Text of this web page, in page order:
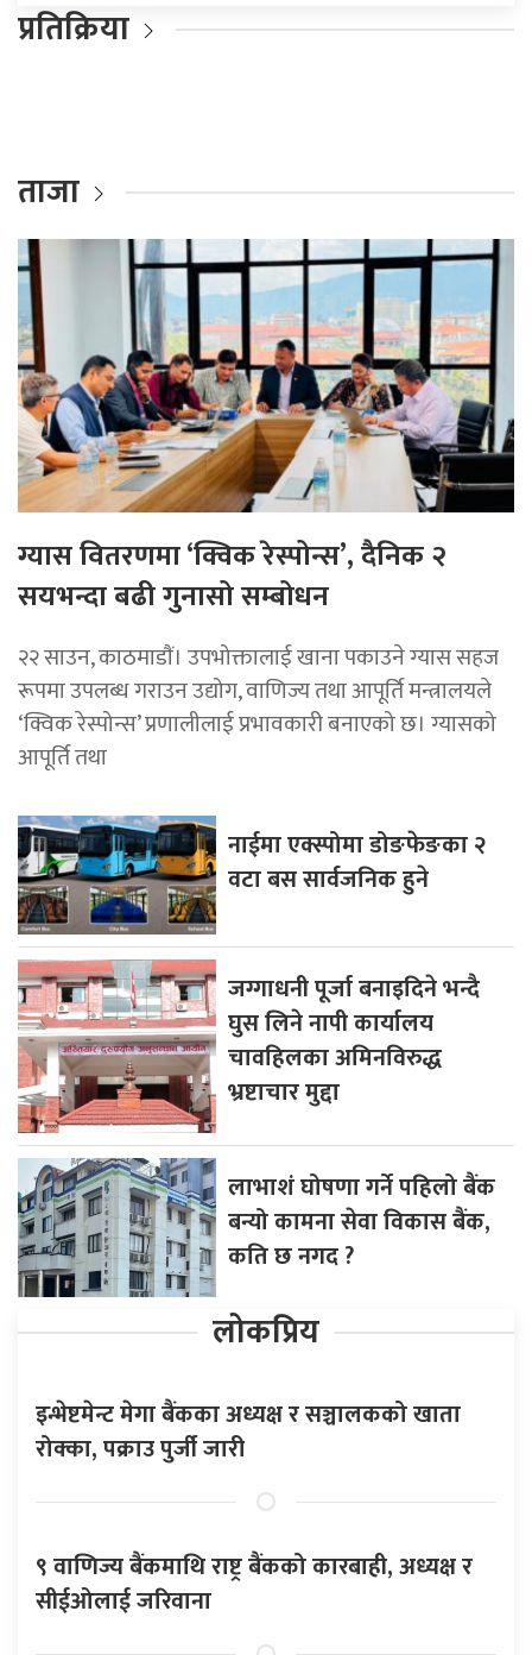
प्रतिक्रिया
ताजा
ग्यास वितरणमा ‘क्विक रेस्पोन्स’, दैनिक २
सयभन्दा बढी गुनासो सम्बोधन
२२ साउन, काठमाडाैं। उपभोक्तालाई खाना पकाउने ग्यास सहज
रूपमा उपलब्ध गराउन उद्योग, वाणिज्य तथा आपूर्ति मन्त्रालयले
‘क्विक रेस्पोन्स’ प्रणालीलाई प्रभावकारी बनाएको छ। ग्यासको
आपूर्ति तथा
नाईमा एक्स्पोमा डोङफेङका २
वटा बस सार्वजनिक हुने
जग्गाधनी पूर्जा बनाइदिने भन्दै
घुस लिने नापी कार्यालय
चावहिलका अमिनविरुद्ध
भ्रष्टाचार मुद्दा
लाभाशं घोषणा गर्ने पहिलो बैंक
बन्यो कामना सेवा विकास बैंक,
कति छ नगद ?
लोकप्रिय
इन्भेष्टमेन्ट मेगा बैंकका अध्यक्ष र सञ्चालकको खाता
रोक्का, पक्राउ पुर्जी जारी
९ वाणिज्य बैंकमाथि राष्ट्र बैंकको कारबाही, अध्यक्ष र
सीईओलाई जरिवाना